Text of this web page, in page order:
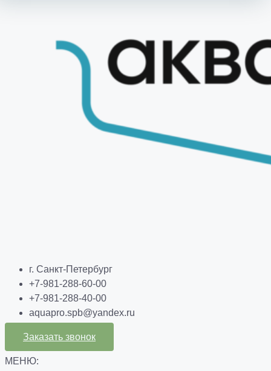
г. Санкт-Петербург
+7-981-288-60-00
+7-981-288-40-00
aquapro.spb@yandex.ru
Заказать звонок
МЕНЮ: